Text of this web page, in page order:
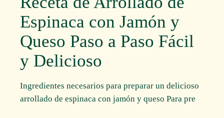
Espinaca con Jamón y
Queso Paso a Paso Fácil
y Delicioso
Ingredientes necesarios para preparar un delicioso
arrollado de espinaca con jamón y queso Para pre